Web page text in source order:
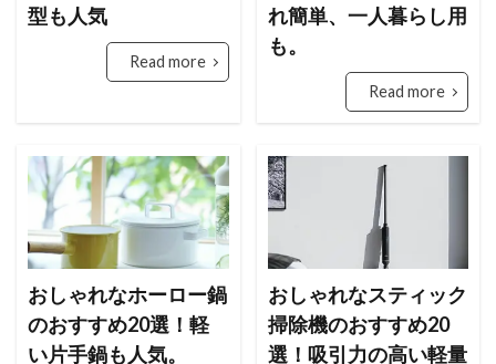
型も人気
Read more
れ簡単、一人暮らし用
も。
Read more
おしゃれなホーロー鍋
のおすすめ20選！軽
い片手鍋も人気。
おしゃれなスティック
掃除機のおすすめ20
選！吸引力の高い軽量